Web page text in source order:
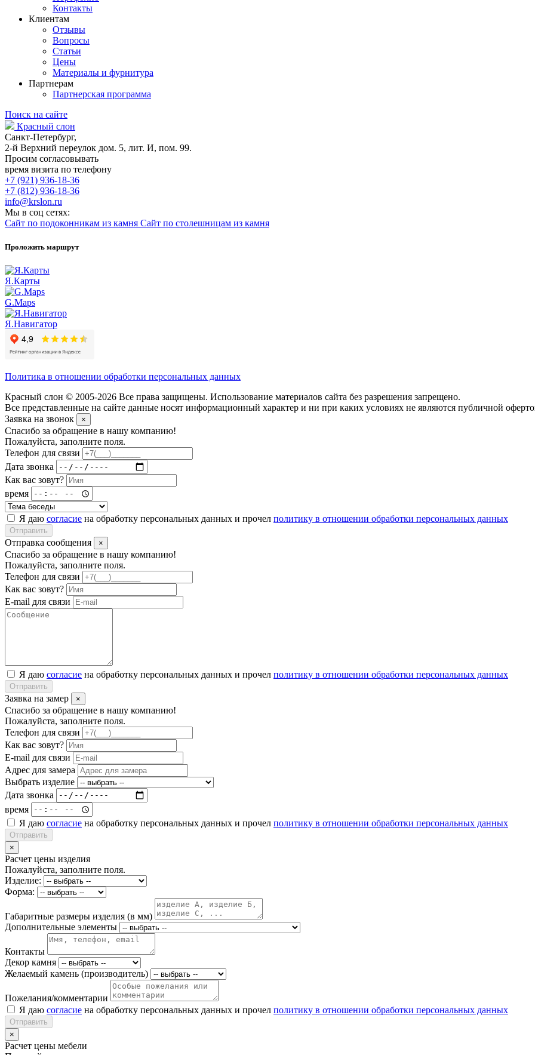
Контакты
Клиентам
Отзывы
Вопросы
Статьи
Цены
Материалы и фурнитура
Партнерам
Партнерская программа
Поиск на сайте
Красный слон
Санкт-Петербург,
2-й Верхний переулок дом. 5, лит. И, пом. 99.
Просим согласовывать
время визита по телефону
+7 (921) 936-18-36
+7 (812) 936-18-36
info@krslon.ru
Мы в соц сетях:
Сайт по подоконникам из камня Сайт по столешницам из камня
Проложить маршрут
Я.Карты
G.Maps
Я.Навигатор
Политика в отношении обработки персональных данных
Красный слон © 2005-2026 Все права защищены. Использование материалов сайта без разрешения запрещено.
Все представленные на сайте данные носят информационный характер и ни при каких условиях не являются публичной
Заявка на звонок
×
Спасибо за обращение в нашу компанию!
Пожалуйста, заполните поля.
Телефон для связи
Дата звонка
Как вас зовут?
время
Я даю согласие на обработку персональных данных и прочел политику в отношении обработки персональных данных
Отправить
Отправка сообщения ×
Спасибо за обращение в нашу компанию!
Пожалуйста, заполните поля.
Телефон для связи
Как вас зовут?
E-mail для связи
Я даю согласие на обработку персональных данных и прочел политику в отношении обработки персональных данных
Отправить
Заявка на замер ×
Спасибо за обращение в нашу компанию!
Пожалуйста, заполните поля.
Телефон для связи
Как вас зовут?
E-mail для связи
Адрес для замера
Выбрать изделие
Дата звонка
время
Я даю согласие на обработку персональных данных и прочел политику в отношении обработки персональных данных
Отправить
×
Расчет цены изделия
Пожалуйста, заполните поля.
Изделие:
Форма:
Габаритные размеры изделия (в мм)
Дополнительные элементы
Контакты
Декор камня
Желаемый камень (производитель)
Пожелания/комментарии
Я даю согласие на обработку персональных данных и прочел политику в отношении обработки персональных данных
Отправить
×
Расчет цены мебели